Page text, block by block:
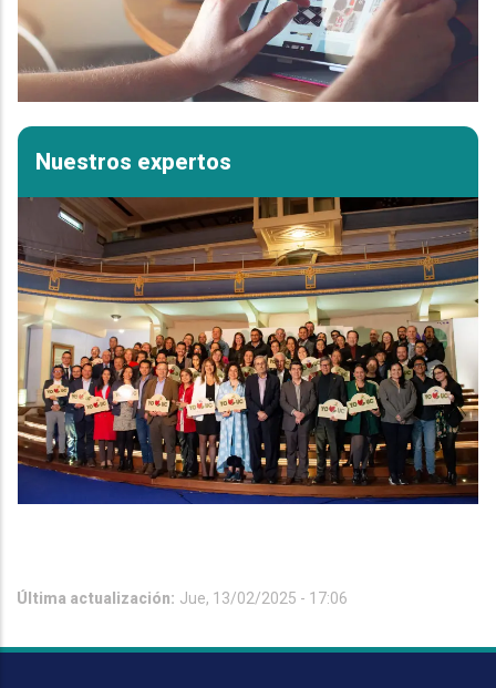
Nuestros expertos
Última actualización: Jue, 13/02/2025 - 17:06